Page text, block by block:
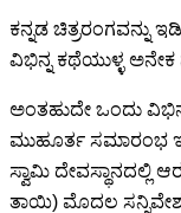
ಕನ್ನಡ ಚಿತ್ರರಂಗವನ್ನು
ವಿಭಿನ್ನ ಕಥೆಯುಳ್ಳ ಅನೇಕ
ಅಂತಹುದೇ ಒಂದು
ಮುಹೂರ್ತ ಸಮಾರಂಭ
ಸ್ವಾಮಿ ದೇವಸ್ಥಾನದಲ್ಲಿ
ತಾಯಿ) ಮೊದಲ